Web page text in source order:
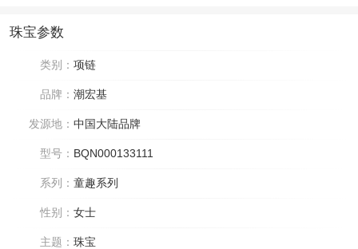
珠宝参数
类别： 项链
品牌： 潮宏基
发源地： 中国大陆品牌
型号： BQN000133111
系列： 童趣系列
性别： 女士
主题： 珠宝